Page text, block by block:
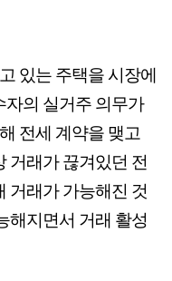
있는 주택을 시장에
의 실거주 의무가
전세 계약을 맺고
거래가 끊겨있던 전
거래가 가능해진 것
해지면서 거래 활성